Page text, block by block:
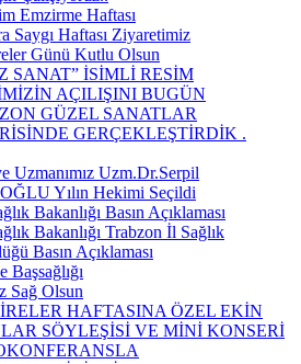
Emzirme Haftası
Saygı Haftası Ziyaretimiz
Günü Kutlu Olsun
SANAT” İSİMLİ RESİM
AÇILIŞINI BUGÜN
GÜZEL SANATLAR
GERÇEKLEŞTİRDİK ​.
Uzmanımız Uzm.Dr.Serpil
Yılın Hekimi Seçildi
Bakanlığı Basın Açıklaması
Bakanlığı Trabzon İl Sağlık
Basın Açıklaması
Başsağlığı
Sağ Olsun
HAFTASINA ÖZEL EKİN
SÖYLEŞİSİ VE MİNİ KONSERİ